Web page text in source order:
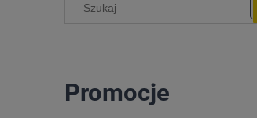
Promocje